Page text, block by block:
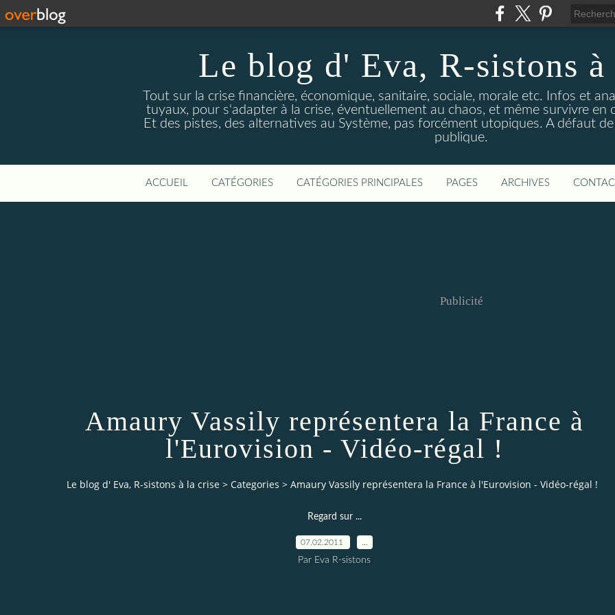
Le blog d' Eva, R-sistons à
Tout sur la crise financière, économique, sanitaire, sociale, morale etc. Infos et
tuyaux, pour s'adapter à la crise, éventuellement au chaos, et même survivre en
Et des pistes, des alternatives au Système, pas forcément utopiques. A défaut
publique.
ACCUEIL CATÉGORIES CATÉGORIES PRINCIPALES PAGES ARCHIVES
Publicité
Amaury Vassily représentera la France à
l'Eurovision - Vidéo-régal !
Le blog d' Eva, R-sistons à la crise > Categories > Amaury Vassily représentera la France à l'Eurovision - Vidéo-régal !
Regard sur ...
07.02.2011
Par Eva R-sistons